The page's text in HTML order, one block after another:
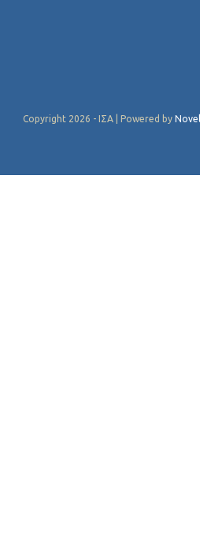
Copyright 2026 - ΙΣΑ | Powered by